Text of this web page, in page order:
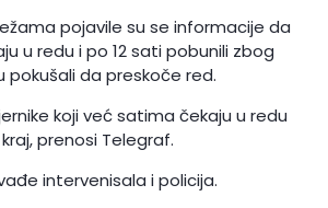
pojavile su se informacije da
u redu i po 12 sati pobunili zbog
pokušali da preskoče red.
koji već satima čekaju u redu
prenosi Telegraf.
intervenisala i policija.